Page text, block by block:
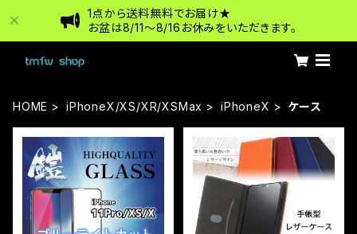
1点から送料無料でお届け★
お盆は8/11〜8/16お休みをいただきます。
HOME iPhoneX/XS/XR/XSMax iPhoneX ケース